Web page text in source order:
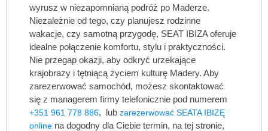
wyrusz w niezapomnianą podróż po Maderze.
Niezależnie od tego, czy planujesz rodzinne
wakacje, czy samotną przygodę, SEAT IBIZA oferuje
idealne połączenie komfortu, stylu i praktyczności.
Nie przegap okazji, aby odkryć urzekające
krajobrazy i tętniącą życiem kulturę Madery. Aby
zarezerwować samochód, możesz skontaktować
się z managerem firmy telefonicznie pod numerem
+351 961 778 886, lub zarezerwować SEATA IBIZĘ
online na dogodny dla Ciebie termin, na tej stronie,